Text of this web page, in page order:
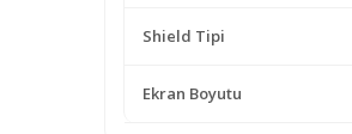
Shield Tipi
Ekran Boyutu